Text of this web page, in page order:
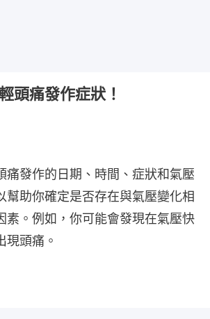
頭痛發作症狀！
痛發作的日期、時間、症狀和氣壓
幫助你確定是否存在與氣壓變化相
素。例如，你可能會發現在氣壓快
現頭痛。